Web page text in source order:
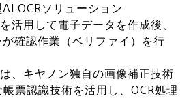
OCRソリューション
活用して電子データを作成後、
確認作業（ベリファイ）を行
、キヤノン独自の画像補正技術
票認識技術を活用し、OCR処理